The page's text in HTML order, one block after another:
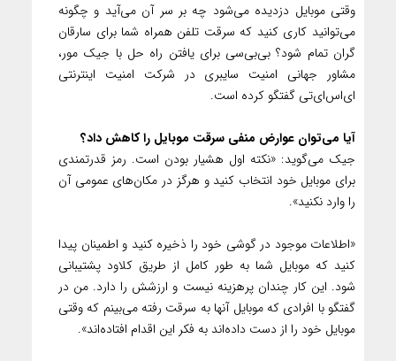
وقتی موبایل دزدیده می‌شود چه بر سر آن می‌آید و چگونه
می‌توانید کاری کنید که سرقت تلفن همراه شما برای سارقان
گران تمام شود؟ بی‌بی‌سی برای یافتن راه حل با جیک مور،
مشاور جهانی امنیت سایبری در شرکت امنیت اینترنتی
ای‌اس‌ای‌تی گفتگو کرده است.
آیا می‌توان عوارض منفی سرقت موبایل را کاهش داد؟
جیک می‌گوید: «نکته اول هشیار بودن است. رمز قدرتمندی
برای موبایل خود انتخاب کنید و هرگز در مکان‌‌های عمومی آن
را وارد نکنید».
«اطلاعات موجود در گوشی خود را ذخیره کنید و اطمینان پیدا
کنید که موبایل شما به طور کامل از طریق کلاود پشتیبانی
شود. این کار چندان پر‌هزینه نیست و ارزشش را دارد. من در
گفتگو با افرادی که موبایل آنها به سرقت رفته می‌بینم که وقتی
موبایل خود را از دست داده‌اند به فکر این اقدام افتاده‌اند».